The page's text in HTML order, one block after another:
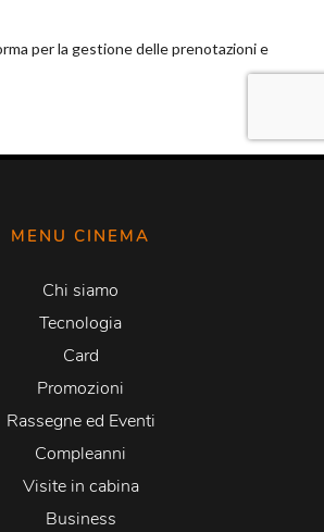
MENU CINEMA
Chi siamo
Tecnologia
Card
Promozioni
Rassegne ed Eventi
Compleanni
Visite in cabina
Business